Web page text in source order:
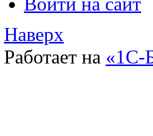
Наверх
Работает на «1С-